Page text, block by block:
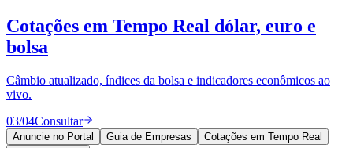
Publicidade Legal
Política
Esportes
Cultura
Meio Ambiente
Cotações em Tempo Real dólar, euro e
bolsa
Câmbio atualizado, índices da bolsa e indicadores econômicos ao
vivo.
03/04Consultar
Anuncie no Portal Guia de Empresas
Cotações em Tempo Real